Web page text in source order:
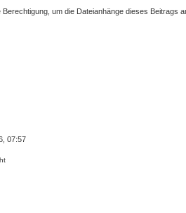
um die Dateianhänge dieses Beitrags
07:57